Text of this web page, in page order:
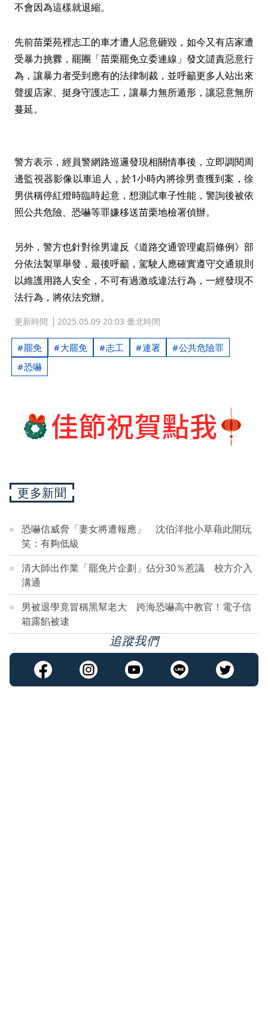
不會因為這樣就退縮。
先前苗栗苑裡志工的車才遭人惡意砸毀，如今又有店家遭
受暴力挑釁，罷團「苗栗罷免立委連線」發文譴責惡意行
為，讓暴力者受到應有的法律制裁，並呼籲更多人站出來
聲援店家、挺身守護志工，讓暴力無所遁形，讓惡意無所
蔓延。
警方表示，經員警網路巡邏發現相關情事後，立即調閱周
邊監視器影像以車追人，於1小時內將徐男查獲到案，徐
男供稱停紅燈時臨時起意，想測試車子性能，警詢後被依
照公共危險、恐嚇等罪嫌移送苗栗地檢署偵辦。
另外，警方也針對徐男違反《道路交通管理處罰條例》部
分依法製單舉發，最後呼籲，駕駛人應確實遵守交通規則
以維護用路人安全，不可有過激或違法行為，一經發現不
法行為，將依法究辦。
更新時間 2025.05.09 20:03 臺北時間
罷免 大罷免 志工 連署
公共危險罪
恐嚇
更多新聞
恐嚇信威脅「妻女將遭報應」 沈伯洋批小草藉此開玩
笑：有夠低級
清大師出作業「罷免片企劃」佔分30％惹議 校方介入
溝通
男被退學竟冒稱黑幫老大 跨海恐嚇高中教官！電子信
箱露餡被逮
追蹤我們